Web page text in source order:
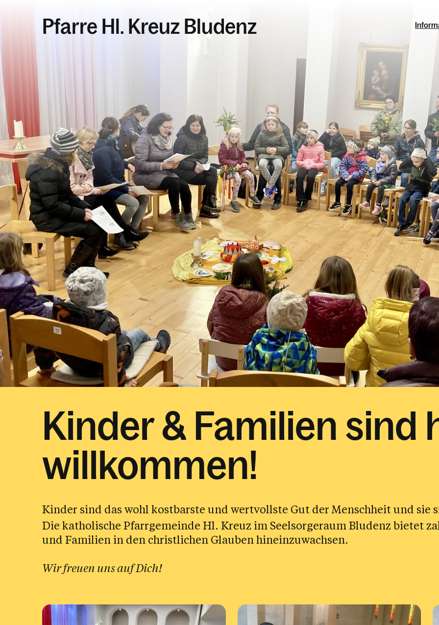
Pfarre Hl. Kreuz Bludenz
Kinder & Familien sind
willkommen!
Kinder sind das wohl kostbarste und wertvollste Gut der Menschheit und sie
Die katholische Pfarrgemeinde Hl. Kreuz im Seelsorgeraum Bludenz bietet
und Familien in den christlichen Glauben hineinzuwachsen.
Wir freuen uns auf Dich!